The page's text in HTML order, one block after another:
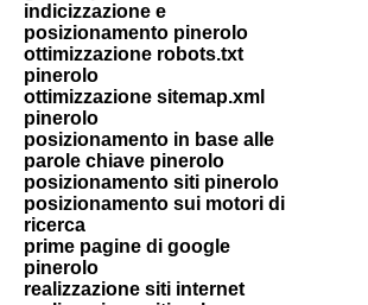
indicizzazione e
posizionamento pinerolo
ottimizzazione robots.txt
pinerolo
ottimizzazione sitemap.xml
pinerolo
posizionamento in base alle
parole chiave pinerolo
posizionamento siti pinerolo
posizionamento sui motori di
ricerca
prime pagine di google
pinerolo
realizzazione siti internet